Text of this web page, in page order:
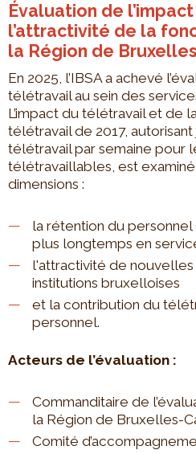
Évaluation de
l’attractivité de la
la Région de
En 2025, l’IBSA a achevé
télétravail au sein des
L’impact du télétravail et de
télétravail de 2017, autorisant
télétravail par semaine pour
télétravaillables, est
dimensions :
la rétention du personnel
plus longtemps en
l'attractivité de nouvelles
institutions bruxelloises
et la contribution du
personnel.
Acteurs de l’évaluation :
Commanditaire de
la Région de Bruxelles-
Comité